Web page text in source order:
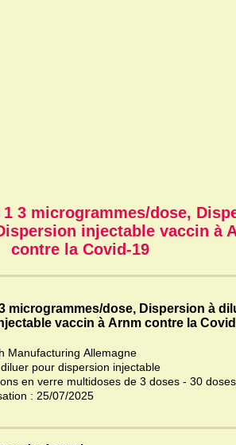
3 microgrammes/dose,
injectable vaccin à
contre la Covid-19
microgrammes/dose, Dispersion à
vaccin à Arnm contre la
Manufacturing Allemagne
pour dispersion injectable
en verre multidoses de 3 doses - 30
: 25/07/2025